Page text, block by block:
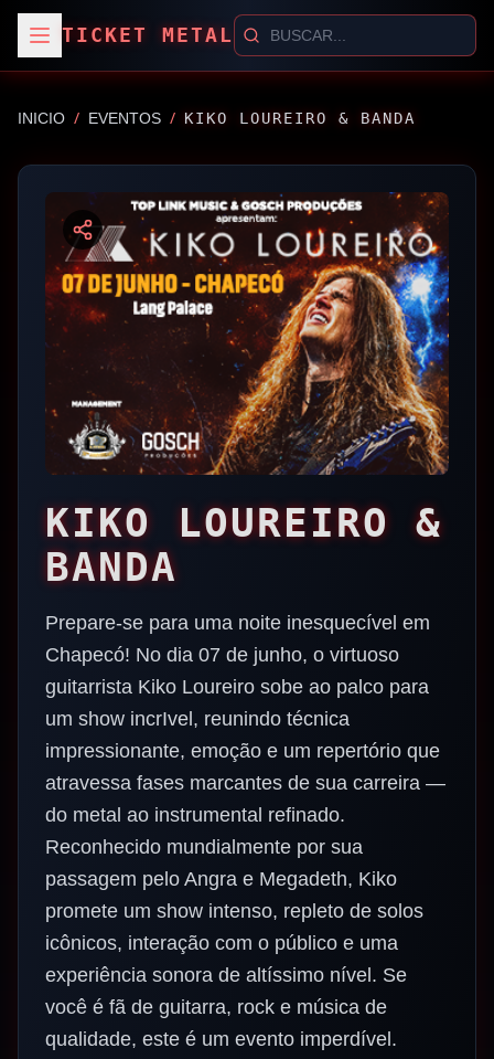
TICKET METAL
INICIO / EVENTOS / KIKO LOUREIRO & BANDA
KIKO LOUREIRO &
BANDA
Prepare-se para uma noite inesquecível em
Chapecó! No dia 07 de junho, o virtuoso
guitarrista Kiko Loureiro sobe ao palco para
um show incrIvel, reunindo técnica
impressionante, emoção e um repertório que
atravessa fases marcantes de sua carreira —
do metal ao instrumental refinado.
Reconhecido mundialmente por sua
passagem pelo Angra e Megadeth, Kiko
promete um show intenso, repleto de solos
icônicos, interação com o público e uma
experiência sonora de altíssimo nível. Se
você é fã de guitarra, rock e música de
qualidade, este é um evento imperdível.